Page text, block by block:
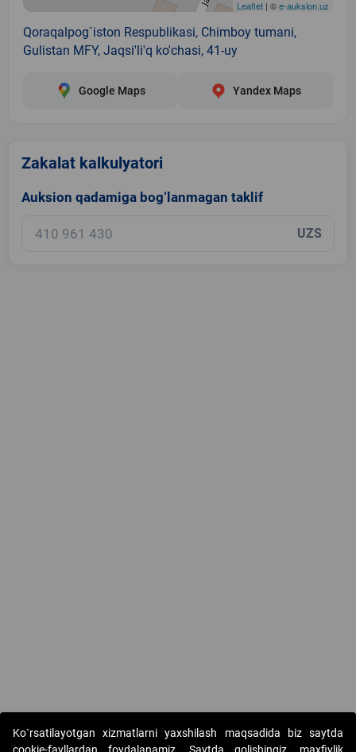
Leaflet | ©e-auksion.uz
Qoraqalpog`iston Respublikasi, Chimboy tumani,
Gulistan MFY, Jaqsi'li'q ko'chasi, 41-uy
Google Maps Yandex Maps
Zakalat kalkulyatori
Auksion qadamiga bog‘lanmagan taklif
UZS
Ko`rsatilayotgan xizmatlarni yaxshilash maqsadida biz saytda
cookie-fayllardan foydalanamiz. Saytda qolishingiz, maxfiylik